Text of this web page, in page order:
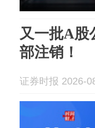
又一批A股
部注销！
证券时报 2026-